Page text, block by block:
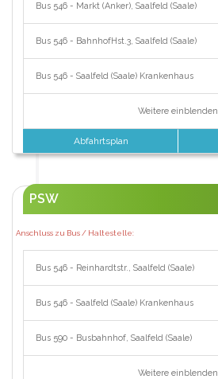
Bus 546 - Markt (Anker), Saalfeld (Saale)
Bus 546 - BahnhofHst.3, Saalfeld (Saale)
Bus 546 - Saalfeld (Saale) Krankenhaus
Weitere einblenden
Abfahrtsplan
PSW
Anschluss zu Bus / Haltestelle:
Bus 546 - Reinhardtstr., Saalfeld (Saale)
Bus 546 - Saalfeld (Saale) Krankenhaus
Bus 590 - Busbahnhof, Saalfeld (Saale)
Weitere einblenden